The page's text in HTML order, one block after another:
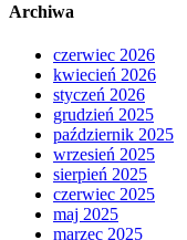
Archiwa
czerwiec 2026
kwiecień 2026
styczeń 2026
grudzień 2025
październik 2025
wrzesień 2025
sierpień 2025
czerwiec 2025
maj 2025
marzec 2025